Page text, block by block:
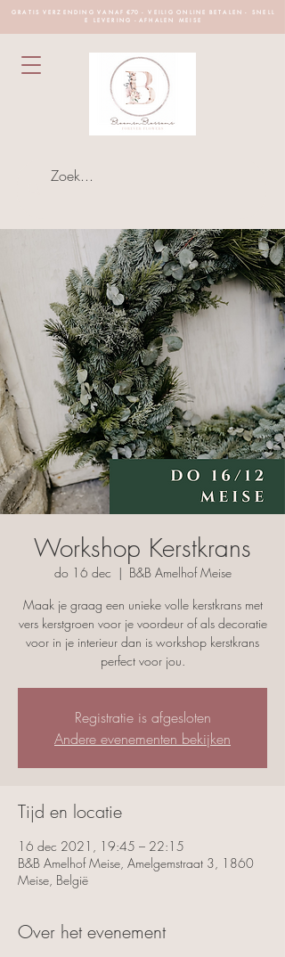
G R A T I S V E R Z E N D I N G V A N A F €70 - V E I L I G O N L I N E B E T A L E N - S N E L L
E L E V E R I N G - A F H A L E N M E I S E
Workshop Kerstkrans
do 16 dec
  |
B&B Amelhof Meise
Maak je graag een unieke volle kerstkrans met
vers kerstgroen voor je voordeur of als decoratie
voor in je interieur dan is workshop kerstkrans
perfect voor jou.
Registratie is afgesloten
Andere evenementen bekijken
Tijd en locatie
16 dec 2021, 19:45 – 22:15
B&B Amelhof Meise, Amelgemstraat 3, 1860
Meise, België
Over het evenement